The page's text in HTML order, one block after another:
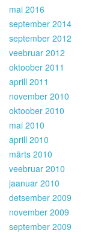
mai 2016
september 2014
september 2012
veebruar 2012
oktoober 2011
aprill 2011
november 2010
oktoober 2010
mai 2010
aprill 2010
märts 2010
veebruar 2010
jaanuar 2010
detsember 2009
november 2009
september 2009